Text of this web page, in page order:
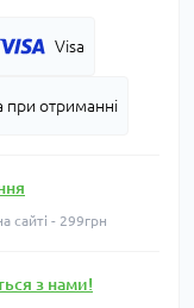
Visa
при отриманні
сайті - 299грн
з нами!